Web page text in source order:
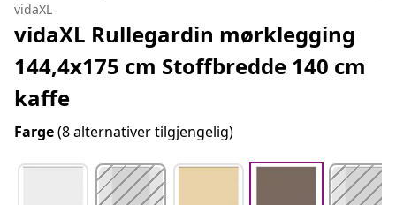
vidaXL
vidaXL Rullegardin mørklegging
144,4x175 cm Stoffbredde 140 cm
kaffe
Farge(8 alternativer tilgjengelig)